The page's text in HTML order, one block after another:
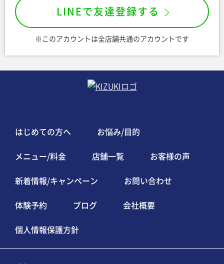
LINEで友達登録する
※このアカウントは全店舗共通のアカウントです
はじめての方へ お悩み/目的
メニュー/料金 店舗一覧 お客様の声
新着情報/キャンペーン お問い合わせ
体験予約 ブログ 会社概要
個人情報保護方針